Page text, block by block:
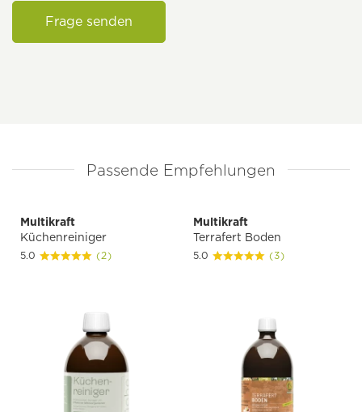
Frage senden
Passende Empfehlungen
Multikraft
Küchenreiniger
5.0 (2)
Multikraft
Terrafert Boden
5.0 (3)